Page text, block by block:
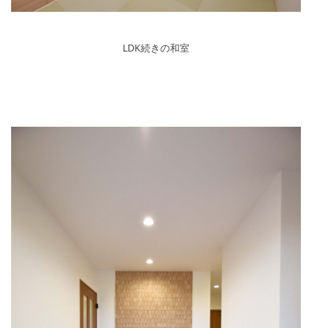
LDK続きの和室